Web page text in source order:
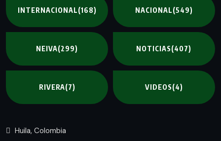
INTERNACIONAL(168) NACIONAL(549)
NEIVA(299) NOTICIAS(407)
RIVERA(7) VIDEOS(4)
Huila, Colombia